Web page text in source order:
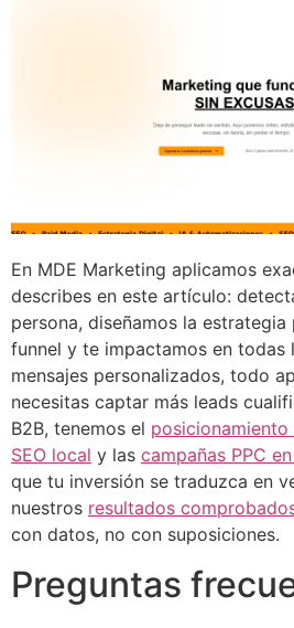
En MDE Marketing aplicamos
describes en este artículo:
persona, diseñamos la
funnel y te impactamos en todas
mensajes personalizados, todo
necesitas captar más leads
B2B, tenemos el posicionamiento
SEO local y las campañas PPC
que tu inversión se traduzca en
nuestros resultados
con datos, no con suposiciones.
Preguntas